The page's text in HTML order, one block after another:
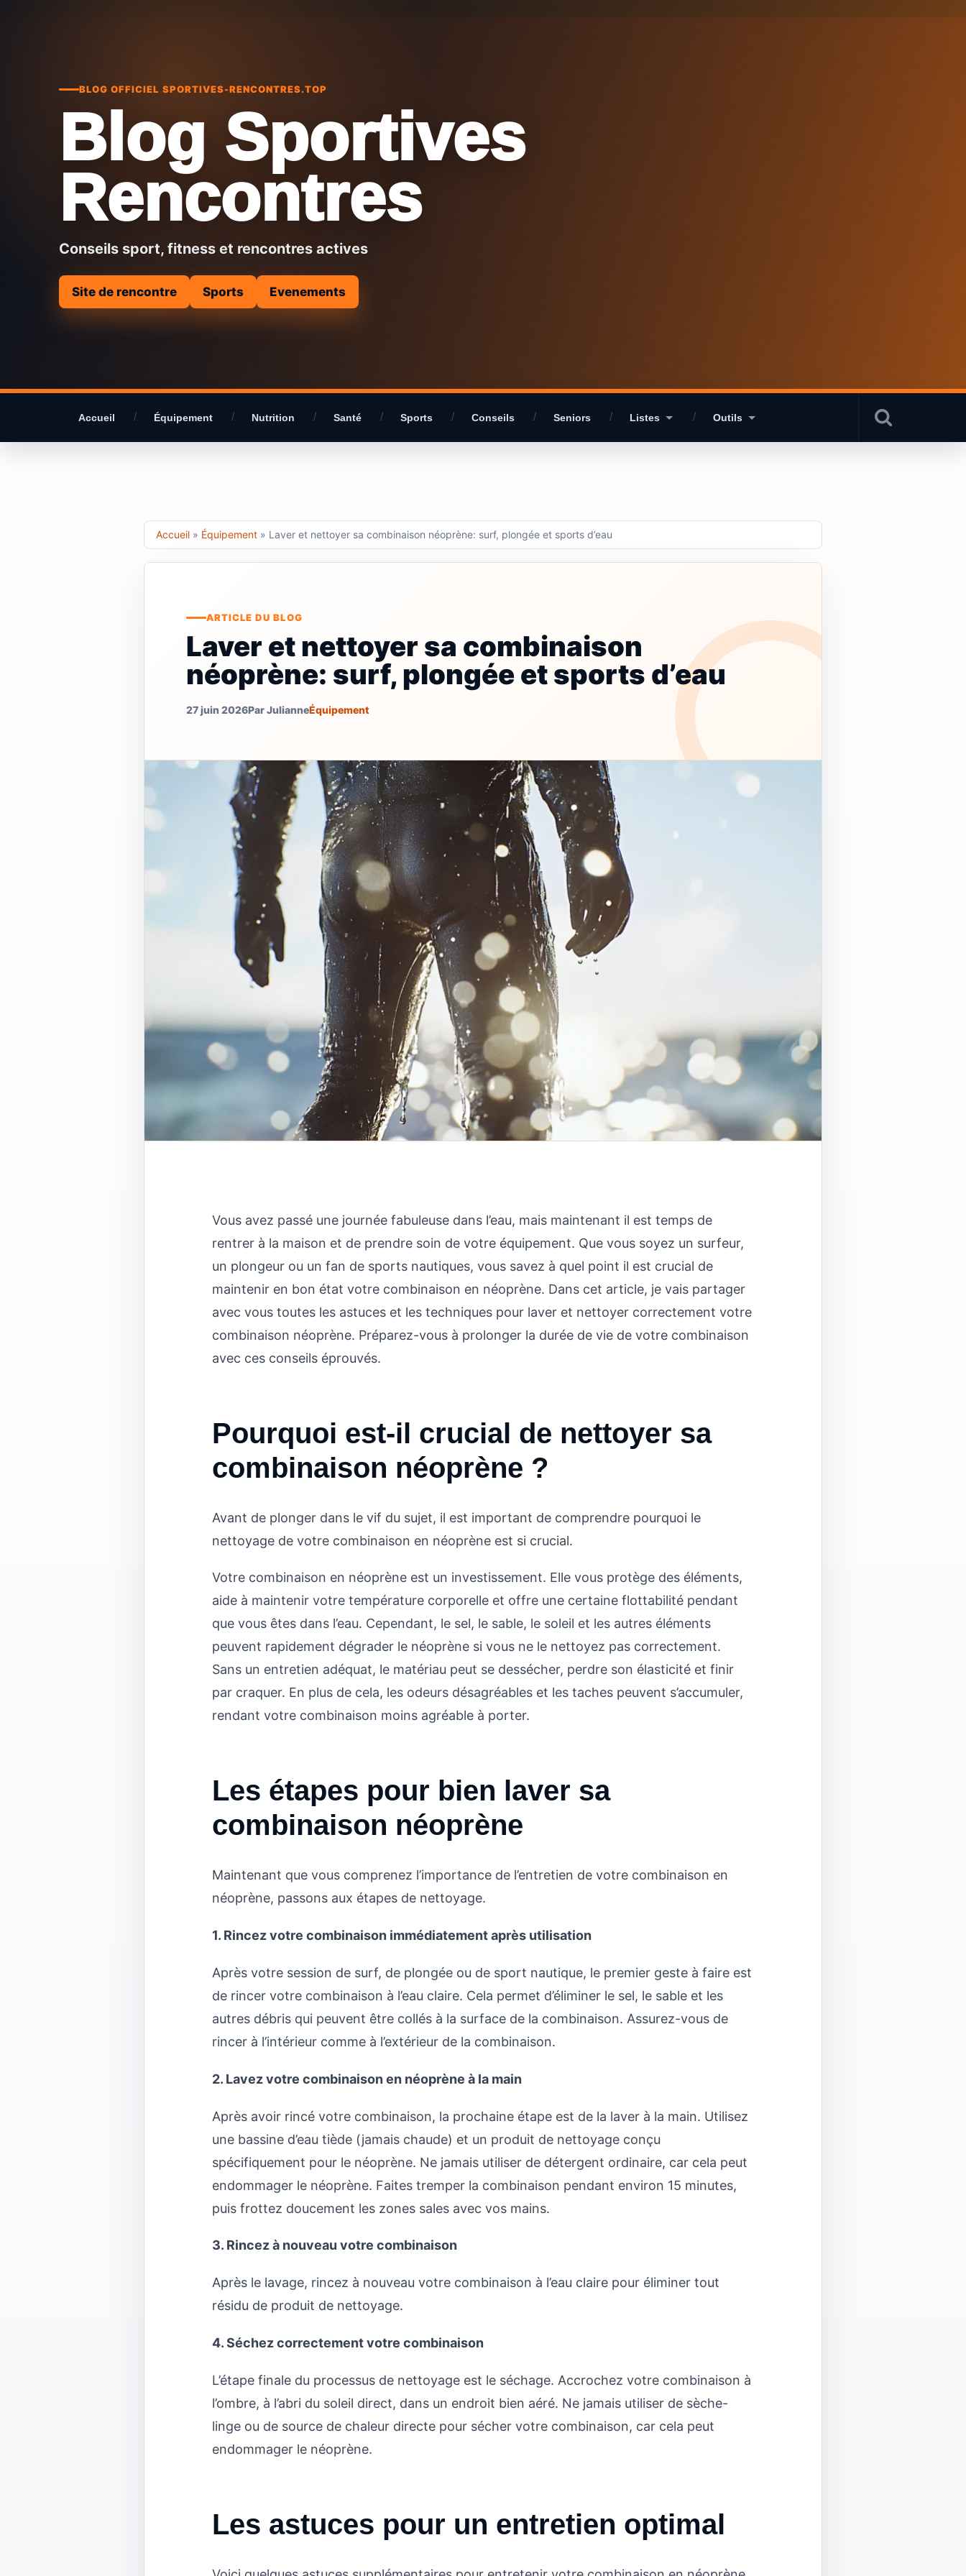
BLOG OFFICIEL SPORTIVES-RENCONTRES.TOP
Blog Sportives
Rencontres
Conseils sport, fitness et rencontres actives
Site de rencontre Sports Evenements
Accueil Équipement Nutrition Santé Sports Conseils Seniors Listes Outils
Accueil » Équipement » Laver et nettoyer sa combinaison néoprène: surf, plongée et sports d’eau
ARTICLE DU BLOG
Laver et nettoyer sa combinaison
néoprène: surf, plongée et sports d’eau
27 juin 2026Par JulianneÉquipement
Vous avez passé une journée fabuleuse dans l’eau, mais maintenant il est temps de
rentrer à la maison et de prendre soin de votre équipement. Que vous soyez un surfeur,
un plongeur ou un fan de sports nautiques, vous savez à quel point il est crucial de
maintenir en bon état votre combinaison en néoprène. Dans cet article, je vais partager
avec vous toutes les astuces et les techniques pour laver et nettoyer correctement votre
combinaison néoprène. Préparez-vous à prolonger la durée de vie de votre combinaison
avec ces conseils éprouvés.
Pourquoi est-il crucial de nettoyer sa
combinaison néoprène ?
Avant de plonger dans le vif du sujet, il est important de comprendre pourquoi le
nettoyage de votre combinaison en néoprène est si crucial.
Votre combinaison en néoprène est un investissement. Elle vous protège des éléments,
aide à maintenir votre température corporelle et offre une certaine flottabilité pendant
que vous êtes dans l’eau. Cependant, le sel, le sable, le soleil et les autres éléments
peuvent rapidement dégrader le néoprène si vous ne le nettoyez pas correctement.
Sans un entretien adéquat, le matériau peut se dessécher, perdre son élasticité et finir
par craquer. En plus de cela, les odeurs désagréables et les taches peuvent s’accumuler,
rendant votre combinaison moins agréable à porter.
Les étapes pour bien laver sa
combinaison néoprène
Maintenant que vous comprenez l’importance de l’entretien de votre combinaison en
néoprène, passons aux étapes de nettoyage.
1. Rincez votre combinaison immédiatement après utilisation
Après votre session de surf, de plongée ou de sport nautique, le premier geste à faire est
de rincer votre combinaison à l’eau claire. Cela permet d’éliminer le sel, le sable et les
autres débris qui peuvent être collés à la surface de la combinaison. Assurez-vous de
rincer à l’intérieur comme à l’extérieur de la combinaison.
2. Lavez votre combinaison en néoprène à la main
Après avoir rincé votre combinaison, la prochaine étape est de la laver à la main. Utilisez
une bassine d’eau tiède (jamais chaude) et un produit de nettoyage conçu
spécifiquement pour le néoprène. Ne jamais utiliser de détergent ordinaire, car cela peut
endommager le néoprène. Faites tremper la combinaison pendant environ 15 minutes,
puis frottez doucement les zones sales avec vos mains.
3. Rincez à nouveau votre combinaison
Après le lavage, rincez à nouveau votre combinaison à l’eau claire pour éliminer tout
résidu de produit de nettoyage.
4. Séchez correctement votre combinaison
L’étape finale du processus de nettoyage est le séchage. Accrochez votre combinaison à
l’ombre, à l’abri du soleil direct, dans un endroit bien aéré. Ne jamais utiliser de sèche-
linge ou de source de chaleur directe pour sécher votre combinaison, car cela peut
endommager le néoprène.
Les astuces pour un entretien optimal